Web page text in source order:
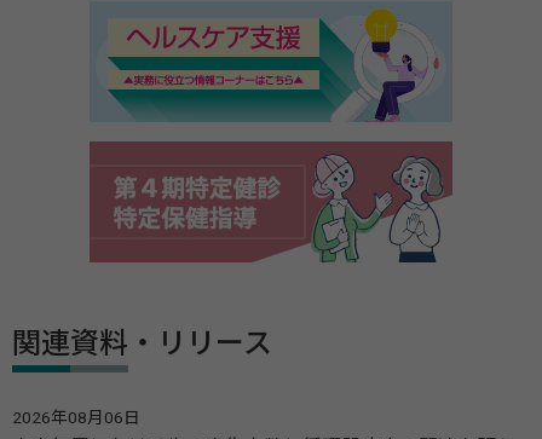
関連資料・リリース
2026年08月06日